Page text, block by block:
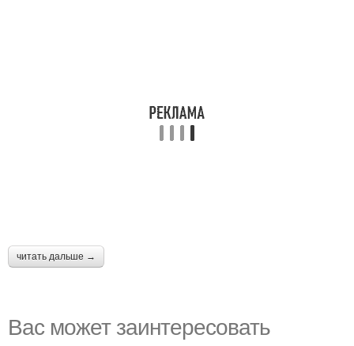
читать дальше →
Вас может заинтересовать